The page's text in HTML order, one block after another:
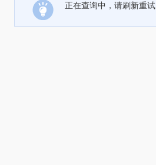
正在查询中，请刷新重试